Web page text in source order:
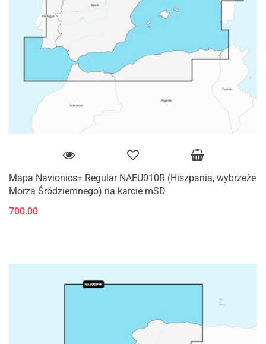
Mapa Navionics+ Regular NAEU010R (Hiszpania, wybrzeże
Morza Śródziemnego) na karcie mSD
700.00